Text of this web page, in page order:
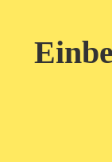
springen